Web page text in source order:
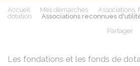
Accueil Mes démarches
Associations,
dotation
Associations reconnues
Partager
Les fondations et les fonds de